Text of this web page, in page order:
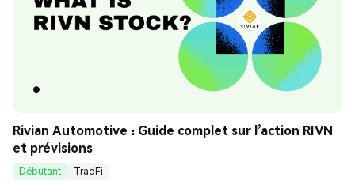
Rivian Automotive : Guide complet sur l’action RIVN
et prévisions
Débutant
TradFi